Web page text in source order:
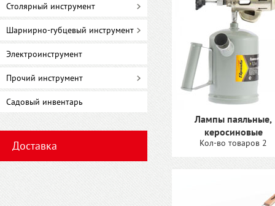
Столярный инструмент
Шарнирно-губцевый инструмент
Электроинструмент
Прочий инструмент
Садовый инвентарь
Доставка
Лампы паяльные,
керосиновые
Кол-во товаров 2